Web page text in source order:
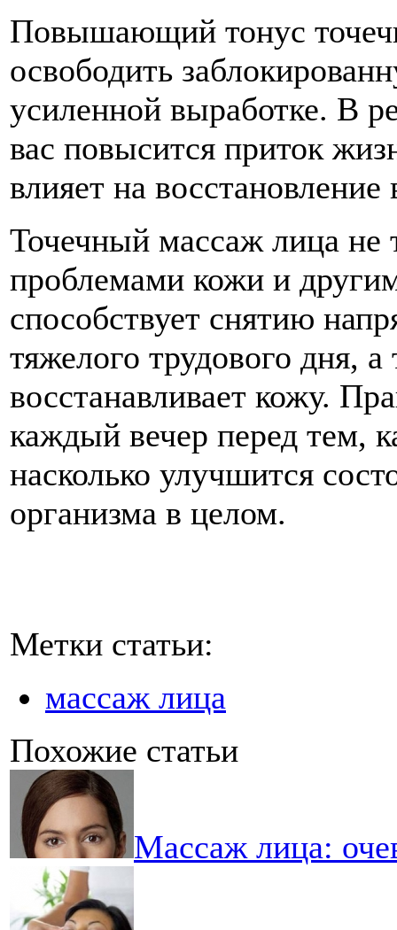
Повышающий тонус
освободить
усиленной выработке. В
вас повысится приток
влияет на восстановление
Точечный массаж лица не
проблемами кожи и
способствует снятию
тяжелого трудового дня,
восстанавливает кожу.
каждый вечер перед тем,
насколько улучшится
организма в целом.
Метки статьи:
массаж лица
Похожие статьи
Массаж лица: